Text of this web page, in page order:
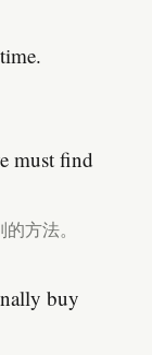
must find
方法。
buy